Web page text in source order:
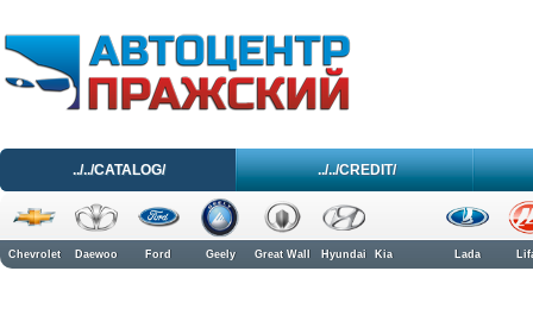
../../CATALOG/ ../../CREDIT/
Chevrolet Daewoo Ford Geely Great Wall Hyundai Kia Lada